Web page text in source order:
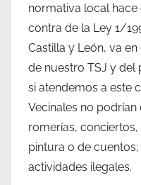
normativa local hace
contra de la Ley 1/
Castilla y León, va
de nuestro TSJ y del
si atendemos a este
Vecinales no podrían
romerías,
pintura o de
actividades ilegales.